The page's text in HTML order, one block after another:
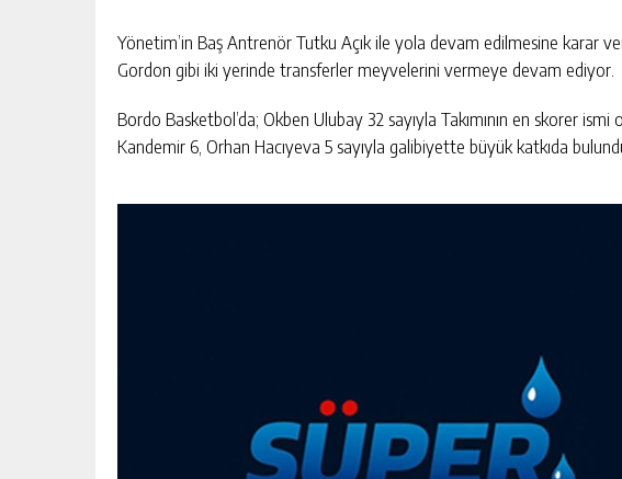
Yönetim’in Baş Antrenör Tutku Açık ile yola devam edilmesine karar
Gordon gibi iki yerinde transferler meyvelerini vermeye devam ediyor.
Bordo Basketbol’da; Okben Ulubay 32 sayıyla Takımının en skorer
Kandemir 6, Orhan Hacıyeva 5 sayıyla galibiyette büyük katkıda